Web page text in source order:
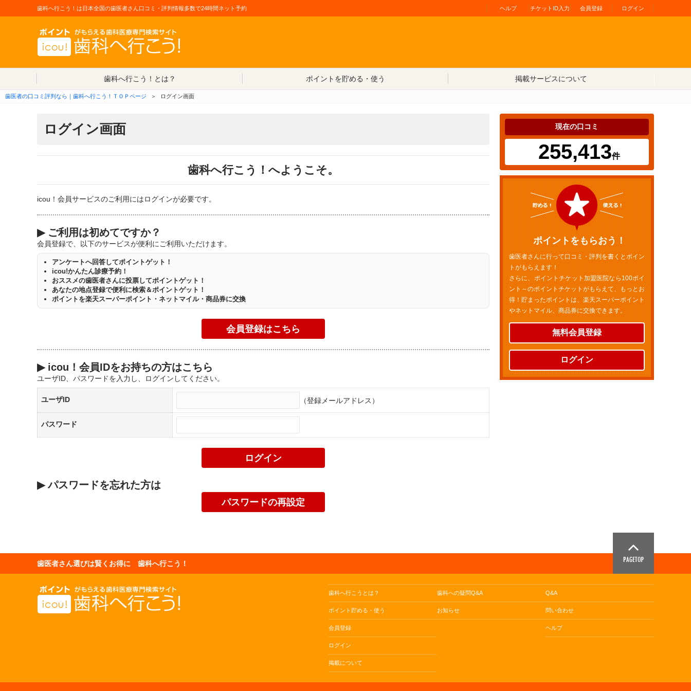
歯科へ行こう！は日本全国の歯医者さん口コミ・評判情報多数で24時間ネット予約 ヘルプ チケットID入力 会員登録 ログイン
歯科へ行こう！とは？
ポイントを貯める・使う 掲載サービスについて
歯医者の口コミ評判なら｜歯科へ行こう！ＴＯＰページ ＞ ログイン画面
ログイン画面
歯科へ行こう！へようこそ。
icou！会員サービスのご利用にはログインが必要です。
▶ ご利用は初めてですか？
会員登録で、以下のサービスが便利にご利用いただけます。
アンケートへ回答してポイントゲット！
icou!かんたん診療予約！
おススメの歯医者さんに投票してポイントゲット！
あなたの地点登録で便利に検索＆ポイントゲット！
ポイントを楽天スーパーポイント・ネットマイル・商品券に交換
▶ icou！会員IDをお持ちの方はこちら
ユーザID、パスワードを入力し、ログインしてください。
ユーザID （登録メールアドレス）
パスワード
▶ パスワードを忘れた方は
現在の口コミ
255,413件
ポイントをもらおう！
歯医者さんに行って口コミ・評判を書くとポイン
トがもらえます！
さらに、ポイントチケット加盟医院なら100ポイ
ント～のポイントチケットがもらえて、もっとお
得！貯まったポイントは、楽天スーパーポイント
やネットマイル、商品券に交換できます。
無料会員登録
ログイン
歯医者さん選びは賢くお得に 歯科へ行こう！
歯科へ行こうとは？
ポイント貯める・使う
会員登録
ログイン
掲載について
歯科への疑問Q&A
お知らせ
Q&A
問い合わせ
ヘルプ